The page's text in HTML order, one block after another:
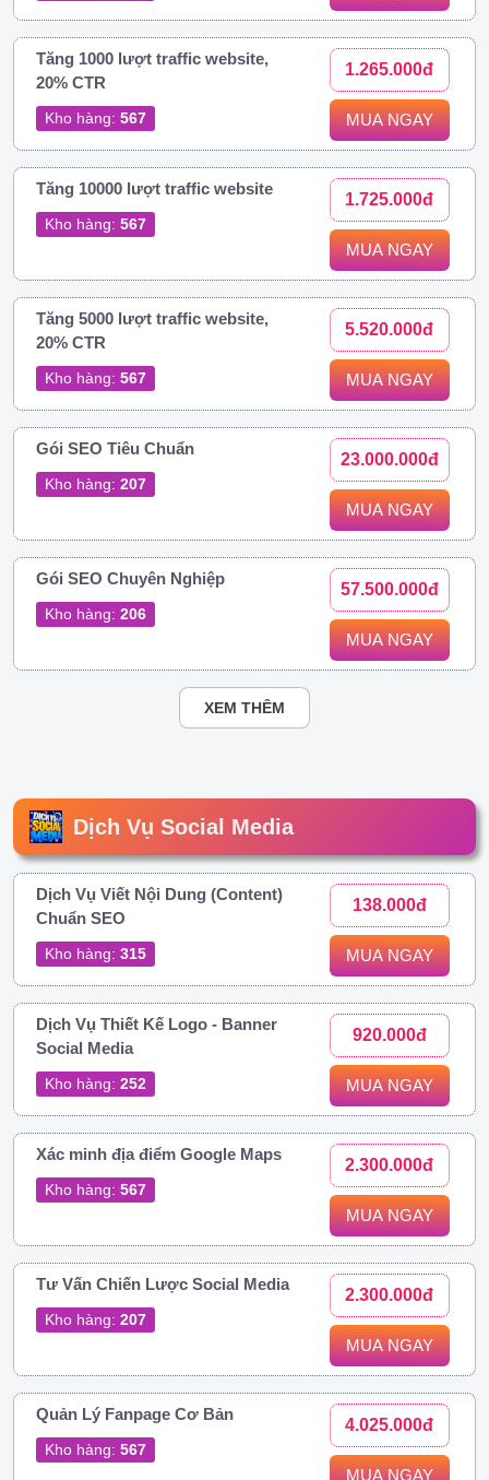
Tăng 1000 lượt traffic website,
20% CTR
Kho hàng: 567
1.265.000đ
MUA NGAY
Tăng 10000 lượt traffic website
Kho hàng: 567
1.725.000đ
MUA NGAY
Tăng 5000 lượt traffic website,
20% CTR
Kho hàng: 567
5.520.000đ
MUA NGAY
Gói SEO Tiêu Chuẩn
Kho hàng: 207
23.000.000đ
MUA NGAY
Gói SEO Chuyên Nghiệp
Kho hàng: 206
57.500.000đ
MUA NGAY
XEM THÊM
Dịch Vụ Social Media
Dịch Vụ Viết Nội Dung (Content)
Chuẩn SEO
Kho hàng: 315
138.000đ
MUA NGAY
Dịch Vụ Thiết Kế Logo - Banner
Social Media
Kho hàng: 252
920.000đ
MUA NGAY
Xác minh địa điểm Google Maps
Kho hàng: 567
2.300.000đ
MUA NGAY
Tư Vấn Chiến Lược Social Media
Kho hàng: 207
2.300.000đ
MUA NGAY
Quản Lý Fanpage Cơ Bản
Kho hàng: 567
4.025.000đ
MUA NGAY